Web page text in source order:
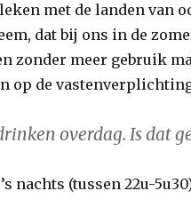
met de landen van
dat bij ons in de
zonder meer gebruik
op de
overdag. Is dat
nachts (tussen 22u-